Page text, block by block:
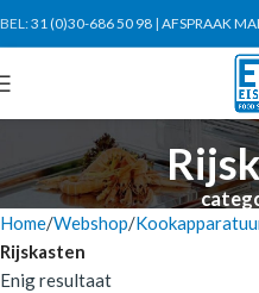
BEL:31 (0)30-686 50 98 | AFSPRAAK
Home Webshop
Rijskasten
Enig resultaat